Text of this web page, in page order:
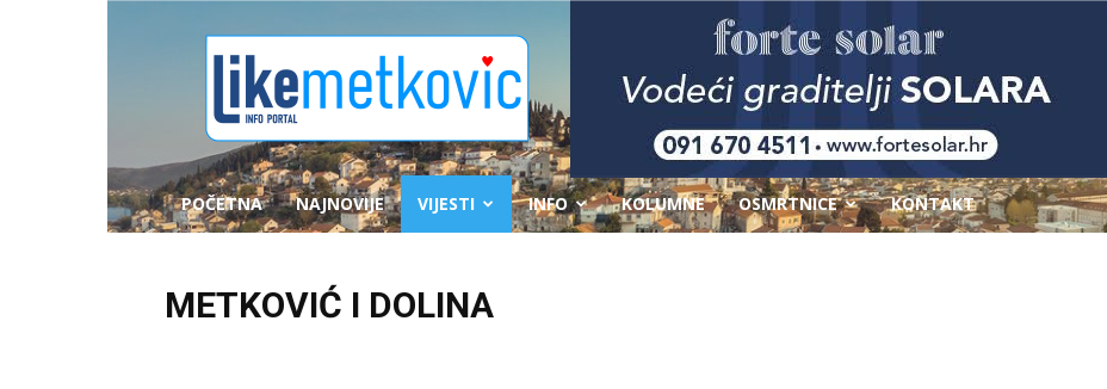
POČETNA NAJNOVIJE VIJESTI INFO KOLUMNE OSMRTNICE KONTAKT
METKOVIĆ I DOLINA